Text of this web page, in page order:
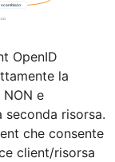
OpenID
la
e
risorsa.
che consente
client/risorsa